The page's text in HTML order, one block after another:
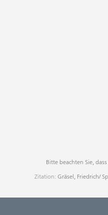
Bitte beachten Sie,
Zitation: Gräsel, Friedrich/